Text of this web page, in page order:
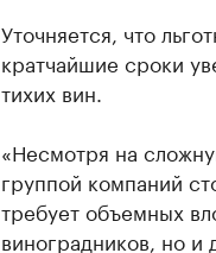
Уточняется, что
кратчайшие сроки
тихих вин.
«Несмотря на
группой компаний
требует объемных
виноградников, но и